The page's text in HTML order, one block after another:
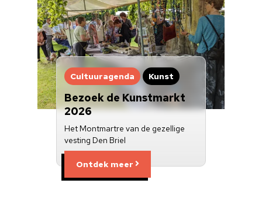
Cultuuragenda Kunst
Bezoek de Kunstmarkt
2026
Het Montmartre van de gezellige
vesting Den Briel
Ontdek meer